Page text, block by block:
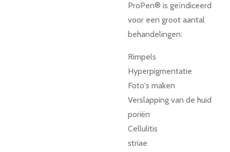
ProPen® is geïndiceerd
voor een groot aantal
behandelingen:
Rimpels
Hyperpigmentatie
Foto's maken
Verslapping van de huid
poriën
Cellulitis
striae